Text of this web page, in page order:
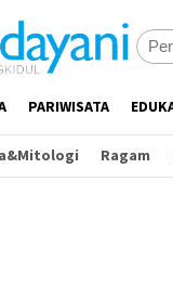
PARIWISATA
Ragam